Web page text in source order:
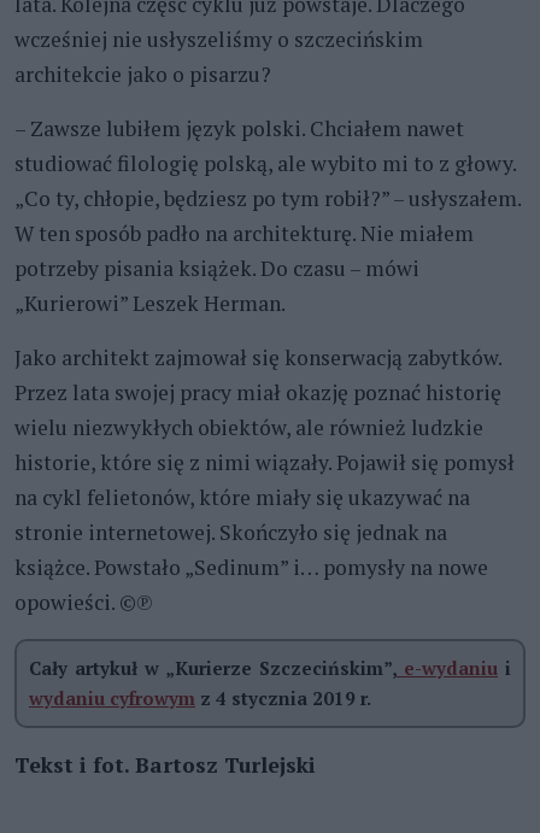
wcześniej nie usłyszeliśmy o szczecińskim
architekcie jako o pisarzu?
– Zawsze lubiłem język polski. Chciałem nawet
studiować filologię polską, ale wybito mi to z głowy.
„Co ty, chłopie, będziesz po tym robił?” – usłyszałem.
W ten sposób padło na architekturę. Nie miałem
potrzeby pisania książek. Do czasu – mówi
„Kurierowi” Leszek Herman.
Jako architekt zajmował się konserwacją zabytków.
Przez lata swojej pracy miał okazję poznać historię
wielu niezwykłych obiektów, ale również ludzkie
historie, które się z nimi wiązały. Pojawił się pomysł
na cykl felietonów, które miały się ukazywać na
stronie internetowej. Skończyło się jednak na
książce. Powstało „Sedinum” i… pomysły na nowe
opowieści. ©℗
Cały artykuł w „Kurierze Szczecińskim”, e-wydaniu i
wydaniu cyfrowym z 4 stycznia 2019 r.
Tekst i fot. Bartosz Turlejski